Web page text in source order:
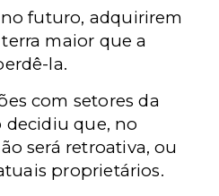
futuro, adquirirem
maior que a
la.
com setores da
decidiu que, no
será retroativa, ou
proprietários.